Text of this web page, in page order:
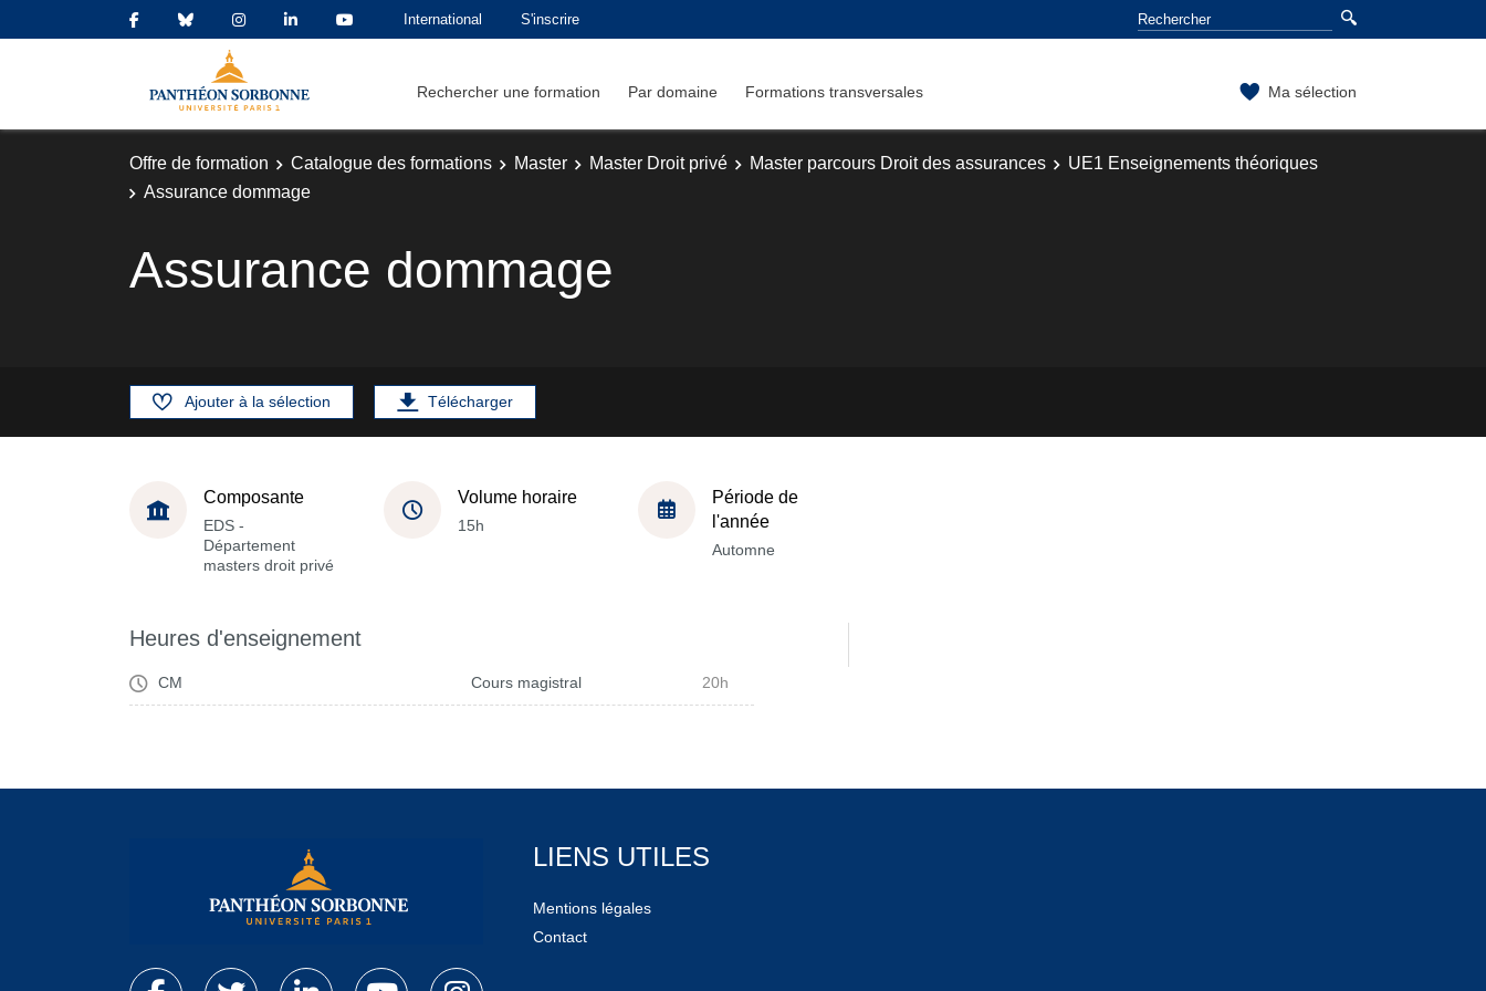
International S'inscrire
Rechercher une formation Par domaine Formations transversales Ma sélection
Offre de formation Catalogue des formations Master Master Droit privé Master parcours Droit des assurances
UE1 Enseignements théoriques
Assurance dommage
Assurance dommage
Ajouter à la sélection Télécharger
Composante
EDS -
Département
masters droit privé
Volume horaire
15h
Période de
l'année
Automne
Heures d'enseignement
CM Cours magistral 20h
LIENS UTILES
Mentions légales
Contact